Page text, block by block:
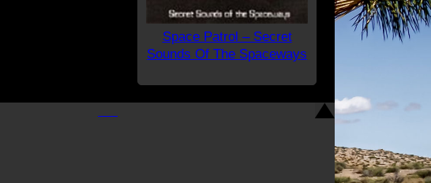
Space Patrol – Secret
Sounds Of The Spaceways